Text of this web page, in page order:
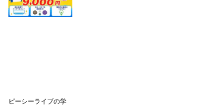
ピーシーライブの学